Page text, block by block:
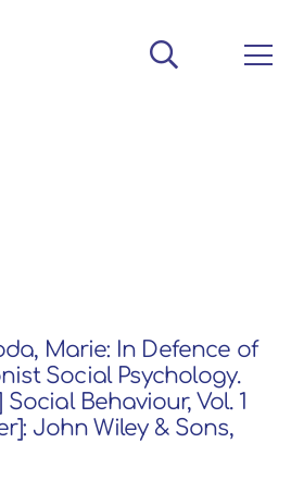
Marie: In Defence of
Social Psychology.
Behaviour, Vol. 1
John Wiley & Sons,